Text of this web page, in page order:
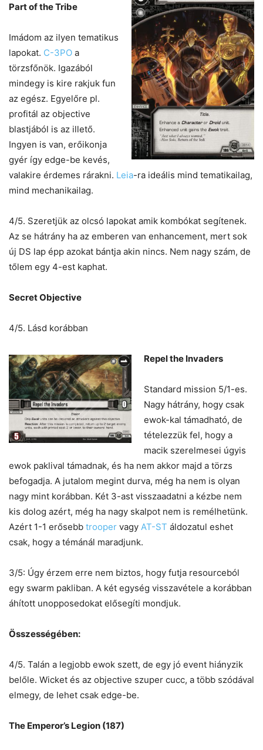
Part of the Tribe
Imádom az ilyen tematikus
lapokat. C-3PO a
törzsfőnök. Igazából
mindegy is kire rakjuk fun
az egész. Egyelőre pl.
profitál az objective
blastjából is az illető.
Ingyen is van, erőikonja
gyér így edge-be kevés,
valakire érdemes rárakni. Leia-ra ideális mind tematikailag,
mind mechanikailag.
4/5. Szeretjük az olcsó lapokat amik kombókat segítenek.
Az se hátrány ha az emberen van enhancement, mert sok
új DS lap épp azokat bántja akin nincs. Nem nagy szám, de
tőlem egy 4-est kaphat.
Secret Objective
4/5. Lásd korábban
Repel the Invaders
Standard mission 5/1-es.
Nagy hátrány, hogy csak
ewok-kal támadható, de
tételezzük fel, hogy a
macik szerelmesei úgyis
ewok paklival támadnak, és ha nem akkor majd a törzs
befogadja. A jutalom megint durva, még ha nem is olyan
nagy mint korábban. Két 3-ast visszaadatni a kézbe nem
kis dolog azért, még ha nagy skalpot nem is remélhetünk.
Azért 1-1 erősebb trooper vagy AT-ST áldozatul eshet
csak, hogy a témánál maradjunk.
3/5: Úgy érzem erre nem biztos, hogy futja resourceból
egy swarm pakliban. A két egység visszavétele a korábban
áhított unopposedokat elősegíti mondjuk.
Összességében:
4/5. Talán a legjobb ewok szett, de egy jó event hiányzik
belőle. Wicket és az objective szuper cucc, a több szódával
elmegy, de lehet csak edge-be.
The Emperor’s Legion (187)